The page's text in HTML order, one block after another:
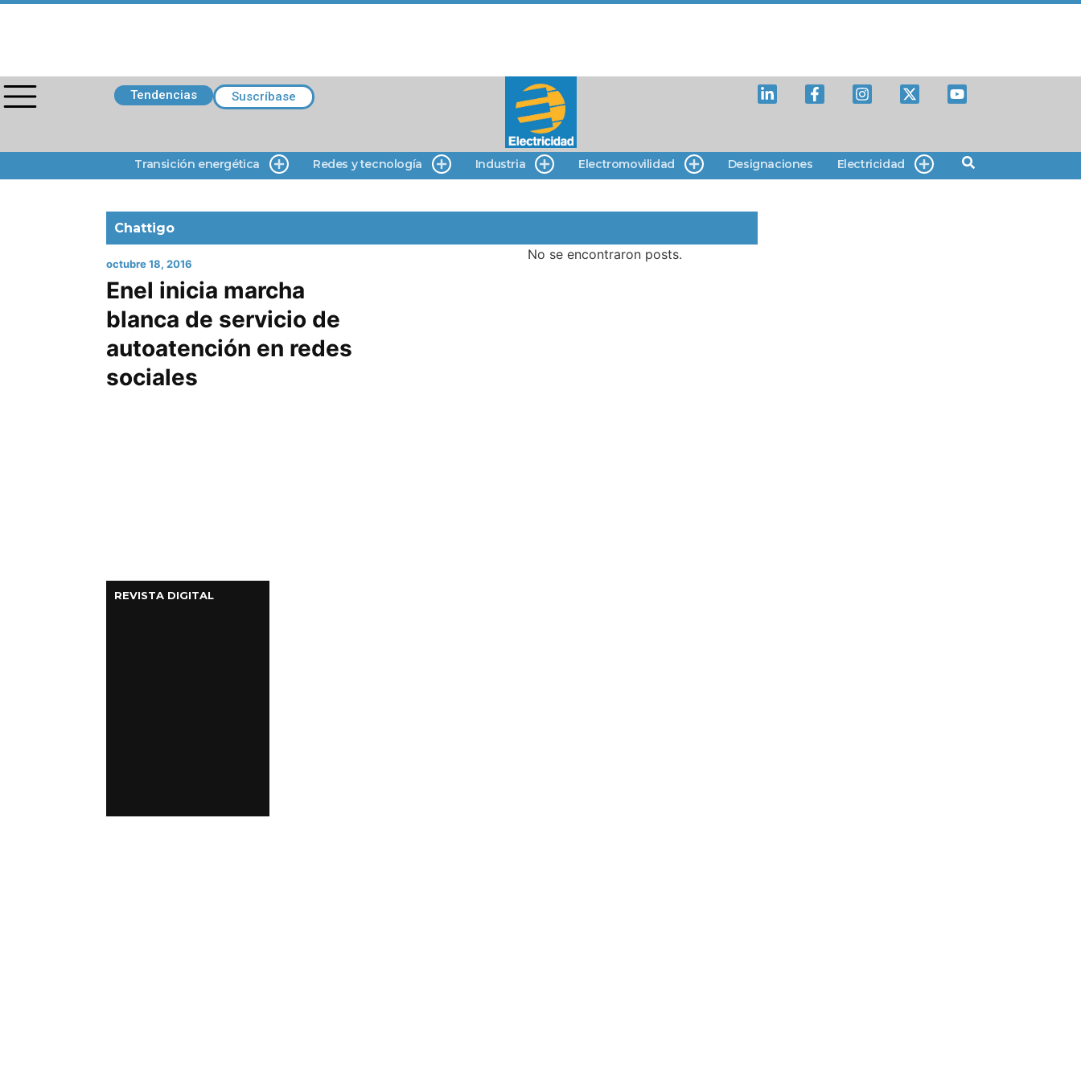
Tendencias Suscríbase
Transición energética Redes y tecnología Industria Electromovilidad Designaciones Electricidad
Chattigo
octubre 18, 2016
Enel inicia marcha
blanca de servicio de
autoatención en redes
sociales
No se encontraron posts.
REVISTA DIGITAL